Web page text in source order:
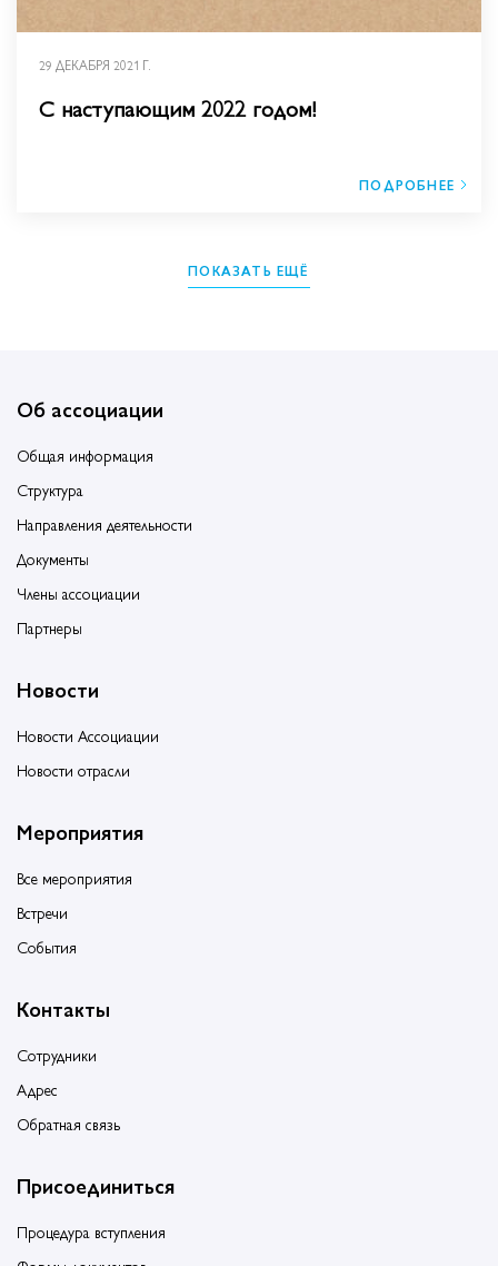
29 ДЕКАБРЯ 2021 Г.
С наступающим 2022 годом!
ПОДРОБНЕЕ
ПОКАЗАТЬ ЕЩЁ
Об ассоциации
Общая информация
Структура
Направления деятельности
Документы
Члены ассоциации
Партнеры
Новости
Новости Ассоциации
Новости отрасли
Мероприятия
Все мероприятия
Встречи
События
Контакты
Сотрудники
Адрес
Обратная связь
Присоединиться
Процедура вступления